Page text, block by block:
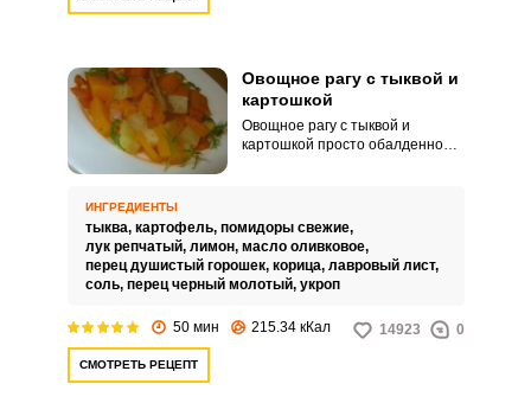
Овощное рагу с тыквой и
картошкой
Овощное рагу с тыквой и
картошкой просто обалденное!
Из тыквы можно приготовить как
сладкий пирог на десерт, так и
овощное рагу на обед.
ИНГРЕДИЕНТЫ
тыква, картофель, помидоры свежие,
лук репчатый, лимон, масло оливковое,
перец душистый горошек, корица, лавровый лист,
соль, перец черный молотый, укроп
50 мин 215.34 кКал 14923 0
СМОТРЕТЬ РЕЦЕПТ